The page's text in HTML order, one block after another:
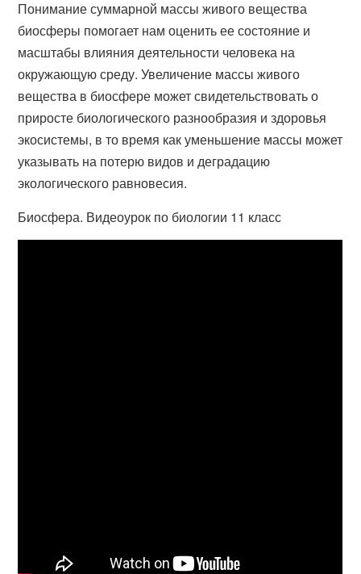
Понимание суммарной массы живого вещества
биосферы помогает нам оценить ее состояние и
масштабы влияния деятельности человека на
окружающую среду. Увеличение массы живого
вещества в биосфере может свидетельствовать о
приросте биологического разнообразия и здоровья
экосистемы, в то время как уменьшение массы может
указывать на потерю видов и деградацию
экологического равновесия.
Биосфера. Видеоурок по биологии 11 класс